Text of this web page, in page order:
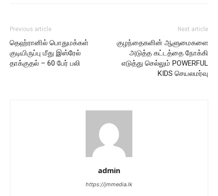
Previous article
தெஹ்ரானில் பொதுமக்கள்
குடியிருப்பு மீது இஸ்ரேல்
தாக்குதல் – 60 பேர் பலி
Next article
குழந்தைகளின் ஆளுமைகளை
அடுத்த கட்டத்தை நோக்கி
எடுத்து செல்லும் POWERFUL
KIDS செயலமர்வு
admin
https://jmmedia.lk